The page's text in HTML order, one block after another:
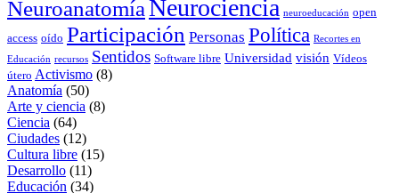
NeuroanatomíaNeurociencia neuroeducación open
access oído Participación Personas Política Recortes en
Educación recursos Sentidos Software libre Universidad visión Vídeos
útero Activismo (8)
Anatomía (50)
Arte y ciencia (8)
Ciencia (64)
Ciudades (12)
Cultura libre (15)
Desarrollo (11)
Educación (34)